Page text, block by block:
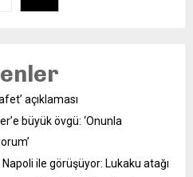
açıklaması
büyük övgü: ‘Onunla
ile görüşüyor: Lukaku atağı